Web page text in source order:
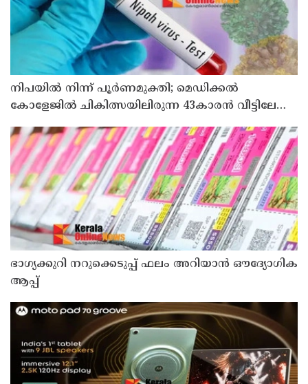
നിപയിൽ നിന്ന് പൂർണമുക്തി; മെഡിക്കൽ
കോളേജിൽ ചികിത്സയിലിരുന്ന 43കാരൻ വീട്ടിലേക്ക്
മടങ്ങി
ഭാഗ്യക്കുറി നറുക്കെടുപ്പ് ഫലം അറിയാൻ ഔദ്യോഗിക
ആപ്പ്